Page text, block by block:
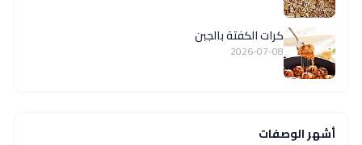
كرات الكفتة بالجبن
2026-07-08
أشهر الوصفات